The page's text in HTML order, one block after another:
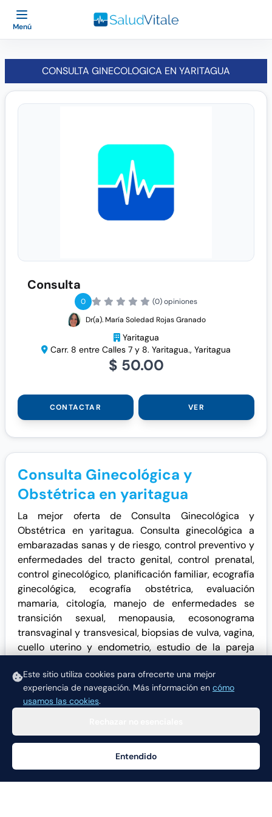
Este sitio utiliza cookies para ofrecerte una mejor
experiencia de navegación. Más información en cómo
usamos las cookies.
Entendido
Menú
CONSULTA GINECOLOGICA EN YARITAGUA
Consulta
0
(0) opiniones
Dr(a). María Soledad Rojas Granado
Yaritagua
Carr. 8 entre Calles 7 y 8. Yaritagua., Yaritagua
$ 50.00
CONTACTAR VER
Consulta Ginecológica y
Obstétrica en yaritagua
La mejor oferta de Consulta Ginecológica y
Obstétrica en yaritagua. Consulta ginecológica a
embarazadas sanas y de riesgo, control preventivo y
enfermedades del tracto genital, control prenatal,
control ginecológico, planificación familiar, ecografía
ginecológica, ecografía obstétrica, evaluación
mamaria, citología, manejo de enfermedades se
transición sexual, menopausia, ecosonograma
transvaginal y transvesical, biopsias de vulva, vagina,
cuello uterino y endometrio, estudio de la pareja
Fertilización Invitro, estimulación ovárica controlada.
Ayuda